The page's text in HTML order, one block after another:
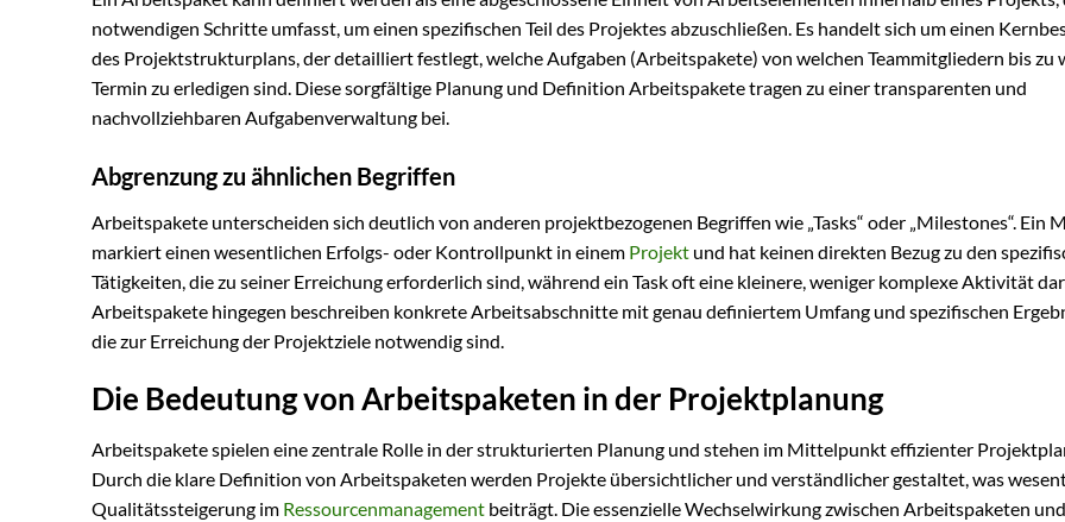
notwendigen Schritte umfasst, um einen spezifischen Teil des Projektes abzuschließen. Es handelt sich um einen
des Projektstrukturplans, der detailliert festlegt, welche Aufgaben (Arbeitspakete) von welchen Teammitgliedern bis zu
Termin zu erledigen sind. Diese sorgfältige Planung und Definition Arbeitspakete tragen zu einer transparenten und
nachvollziehbaren Aufgabenverwaltung bei.
Abgrenzung zu ähnlichen Begriffen
Arbeitspakete unterscheiden sich deutlich von anderen projektbezogenen Begriffen wie „Tasks“ oder „Milestones“. Ein
markiert einen wesentlichen Erfolgs- oder Kontrollpunkt in einem Projekt und hat keinen direkten Bezug zu den
Tätigkeiten, die zu seiner Erreichung erforderlich sind, während ein Task oft eine kleinere, weniger komplexe Aktivität
Arbeitspakete hingegen beschreiben konkrete Arbeitsabschnitte mit genau definiertem Umfang und spezifischen
die zur Erreichung der Projektziele notwendig sind.
Die Bedeutung von Arbeitspaketen in der Projektplanung
Arbeitspakete spielen eine zentrale Rolle in der strukturierten Planung und stehen im Mittelpunkt effizienter
Durch die klare Definition von Arbeitspaketen werden Projekte übersichtlicher und verständlicher gestaltet, was
Qualitätssteigerung im Ressourcenmanagement beiträgt. Die essenzielle Wechselwirkung zwischen Arbeitspaketen und